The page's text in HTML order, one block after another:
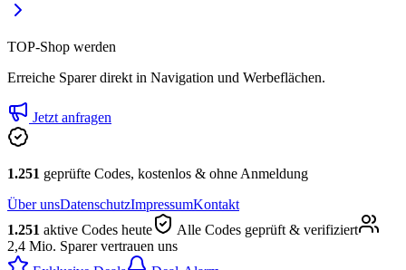
TOP-Shop werden
Erreiche Sparer direkt in Navigation und Werbeflächen.
Jetzt anfragen
1.251 geprüfte Codes, kostenlos & ohne Anmeldung
Über unsDatenschutzImpressumKontakt
1.251 aktive Codes heute
Alle Codes geprüft & verifiziert
2,4 Mio. Sparer vertrauen uns